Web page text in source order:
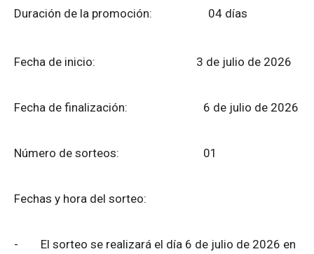
Duración de la promoción: 04 días
Fecha de inicio: 3 de julio de 2026
Fecha de finalización: 6 de julio de 2026
Número de sorteos: 01
Fechas y hora del sorteo:
- El sorteo se realizará el día 6 de julio de 2026 en